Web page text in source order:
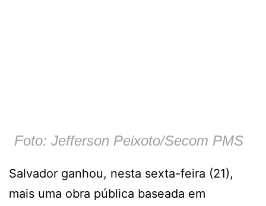
Foto: Jefferson Peixoto/Secom PMS
Salvador ganhou, nesta sexta-feira (21),
mais uma obra pública baseada em